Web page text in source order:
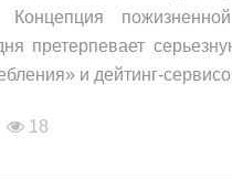
Концепция
претерпевает
и дейтинг-
18